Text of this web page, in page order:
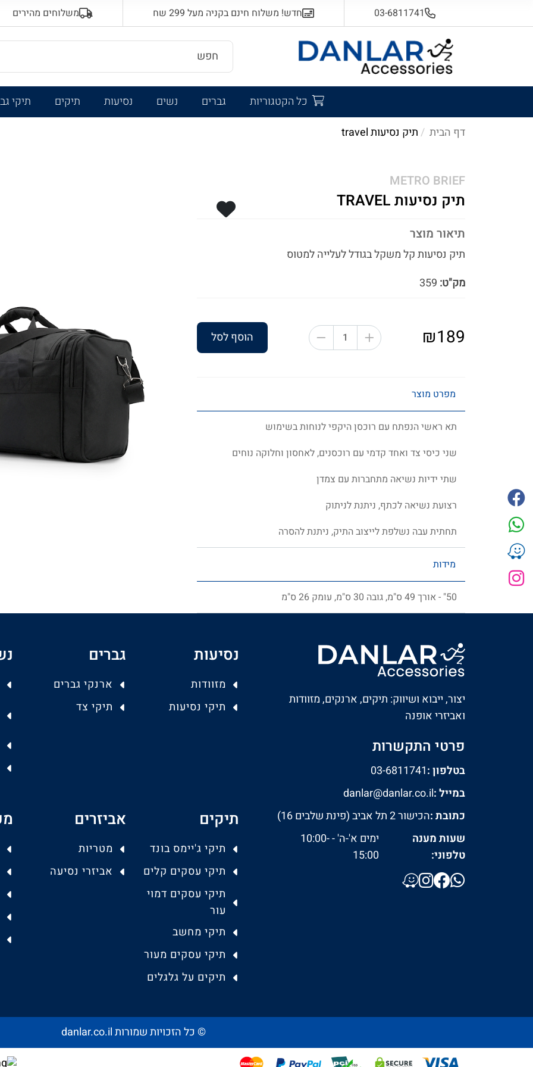
03-6811741 חדש! משלוח חינם בקניה מעל 299 שח משלוחים מהירים
כל הקטגוריות גברים נשים נסיעות תיקים
תיקי גב
דף הבית
תיק נסיעות travel
METRO BRIEF
תיק נסיעות TRAVEL
תיאור מוצר
תיק נסיעות קל משקל בגודל לעלייה למטוס
מק"ט:
₪189 הוסף לסל
מפרט מוצר
תא ראשי הנפתח עם רוכסן היקפי לנוחות בשימוש
שני כיסי צד ואחד קדמי עם רוכסנים, לאחסון וחלוקה נוחים
שתי ידיות נשיאה מתחברות עם צמדן
רצועת נשיאה לכתף, ניתנת לניתוק
תחתית עבה נשלפת לייצוב התיק, ניתנת להסרה
מידות
50" - אורך 49 ס"מ, גובה 30 ס"מ, עומק 26 ס"מ
יצור, ייבוא ושיווק: תיקים, ארנקים, מזוודות
ואביזרי אופנה
פרטי התקשרות
בטלפון :03-6811741
במייל :danlar@danlar.co.il
כתובת :הכישור 2 תל אביב (פינת שלבים 16)
שעות מענה
טלפוני:
ימים א'-ה' - 10:00-
15:00
נסיעות
מזוודות
תיקי נסיעות
גברים
ארנקי גברים
תיקי צד
תיקים
תיקי ג'יימס בונד
תיקי עסקים קלים
תיקי עסקים דמוי
עור
תיקי מחשב
תיקי עסקים מעור
תיקים על גלגלים
אביזרים
מטריות
אביזרי נסיעה
© כל הזכויות שמורות danlar.co.il